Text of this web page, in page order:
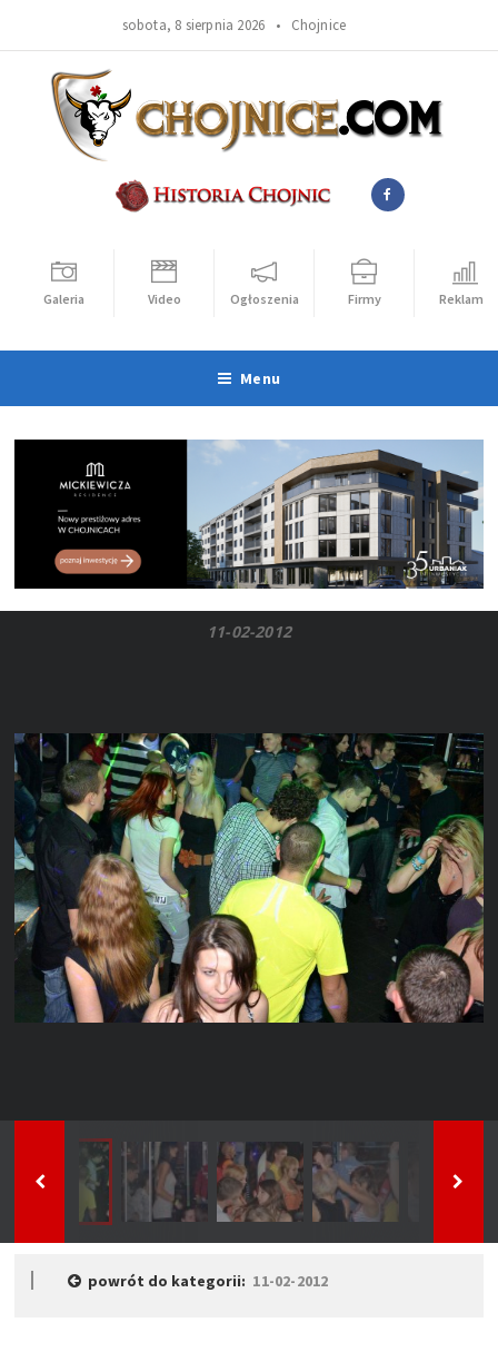
sobota, 8 sierpnia 2026 • Chojnice
Galeria Video Ogłoszenia Firmy Reklama
Menu
11-02-2012
powrót do kategorii: 11-02-2012